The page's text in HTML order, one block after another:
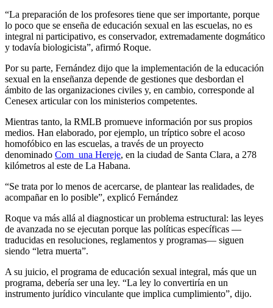
“La preparación de los profesores tiene que ser importante, porque
lo poco que se enseña de educación sexual en las escuelas, no es
integral ni participativo, es conservador, extremadamente dogmático
y todavía biologicista”, afirmó Roque.
Por su parte, Fernández dijo que la implementación de la educación
sexual en la enseñanza depende de gestiones que desbordan el
ámbito de las organizaciones civiles y, en cambio, corresponde al
Cenesex articular con los ministerios competentes.
Mientras tanto, la RMLB promueve información por sus propios
medios. Han elaborado, por ejemplo, un tríptico sobre el acoso
homofóbico en las escuelas, a través de un proyecto
denominado Com_una Hereje, en la ciudad de Santa Clara, a 278
kilómetros al este de La Habana.
“Se trata por lo menos de acercarse, de plantear las realidades, de
acompañar en lo posible”, explicó Fernández
Roque va más allá al diagnosticar un problema estructural: las leyes
de avanzada no se ejecutan porque las políticas específicas —
traducidas en resoluciones, reglamentos y programas— siguen
siendo “letra muerta”.
A su juicio, el programa de educación sexual integral, más que un
programa, debería ser una ley. “La ley lo convertiría en un
instrumento jurídico vinculante que implica cumplimiento”, dijo.